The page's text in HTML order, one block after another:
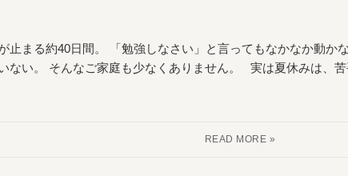
止まる約40日間。 「勉強しなさい」と言ってもなかなか動か
ない。 そんなご家庭も少なくありません。 実は夏休みは、